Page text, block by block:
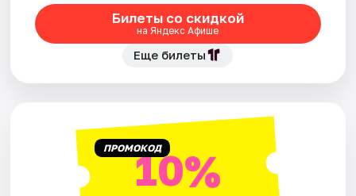
Рейтинги
Билеты со скидкой
на Яндекс Афише
Еще билеты
ПРОМОКОД10%